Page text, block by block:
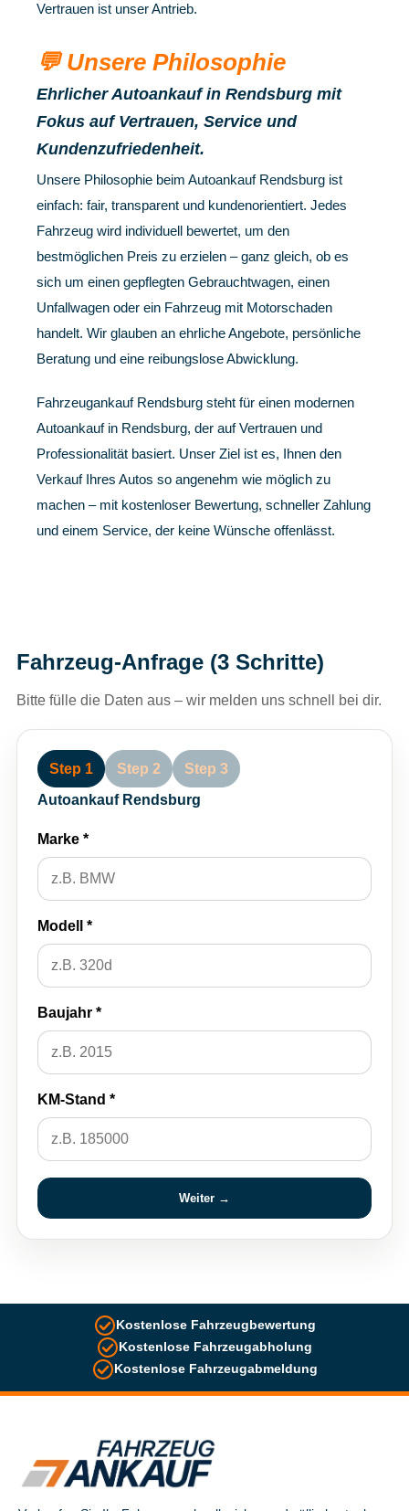
Vertrauen ist unser Antrieb.
💬 Unsere Philosophie
Ehrlicher Autoankauf in Rendsburg mit
Fokus auf Vertrauen, Service und
Kundenzufriedenheit.
Unsere Philosophie beim Autoankauf Rendsburg ist
einfach: fair, transparent und kundenorientiert. Jedes
Fahrzeug wird individuell bewertet, um den
bestmöglichen Preis zu erzielen – ganz gleich, ob es
sich um einen gepflegten Gebrauchtwagen, einen
Unfallwagen oder ein Fahrzeug mit Motorschaden
handelt. Wir glauben an ehrliche Angebote, persönliche
Beratung und eine reibungslose Abwicklung.
Fahrzeugankauf Rendsburg steht für einen modernen
Autoankauf in Rendsburg, der auf Vertrauen und
Professionalität basiert. Unser Ziel ist es, Ihnen den
Verkauf Ihres Autos so angenehm wie möglich zu
machen – mit kostenloser Bewertung, schneller Zahlung
und einem Service, der keine Wünsche offenlässt.
Fahrzeug-Anfrage (3 Schritte)
Bitte fülle die Daten aus – wir melden uns schnell bei dir.
Step 1 Step 2
Step 3
Autoankauf Rendsburg
Marke *
Modell *
Baujahr *
KM-Stand *
Weiter →
Kostenlose Fahrzeugbewertung
Kostenlose Fahrzeugabholung
Kostenlose Fahrzeugabmeldung